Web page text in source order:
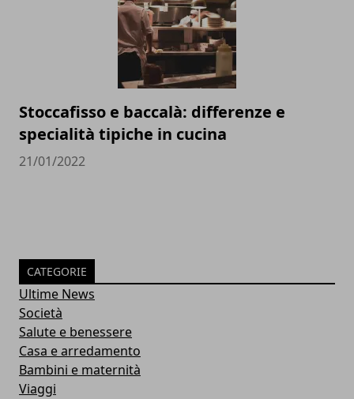
Stoccafisso e baccalà: differenze e
specialità tipiche in cucina
21/01/2022
CATEGORIE
Ultime News
Società
Salute e benessere
Casa e arredamento
Bambini e maternità
Viaggi